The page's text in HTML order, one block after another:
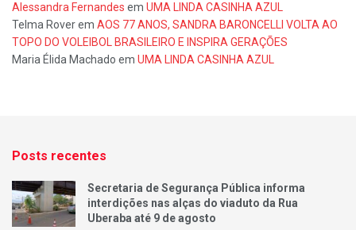
Alessandra Fernandes em UMA LINDA CASINHA AZUL
Telma Roverem AOS 77 ANOS, SANDRA BARONCELLI VOLTA AO
TOPO DO VOLEIBOL BRASILEIRO E INSPIRA GERAÇÕES
Maria Élida Machado em UMA LINDA CASINHA AZUL
Posts recentes
Secretaria de Segurança Pública informa
interdições nas alças do viaduto da Rua
Uberaba até 9 de agosto